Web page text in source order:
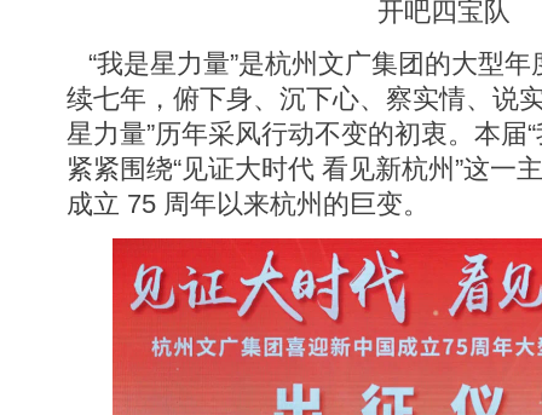
开吧四宝队
“我是星力量”是杭州文广集团的大型
续七年，俯下身、沉下心、察实情、说
星力量”历年采风行动不变的初衷。本届
紧紧围绕“见证大时代 看见新杭州”这一
成立 75 周年以来杭州的巨变。